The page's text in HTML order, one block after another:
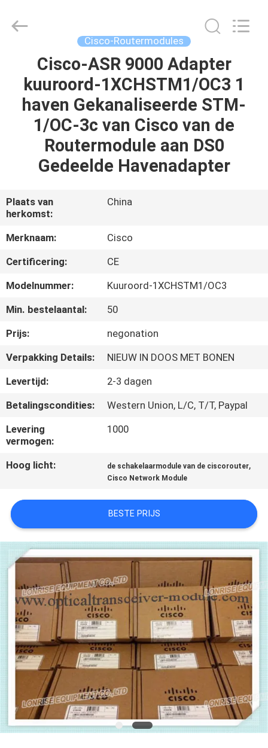
PRODUCTEN
VIDEO'S
OVER
ONS
FABRIEKSTOCHT
NEEM
CONTACT
MET
ONS
NIEUWS
GEVALLEN
SITEMAP
PRIVACYBELEID
Ltd..
Cisco-Routermodules
Cisco-ASR 9000 Adapter
kuuroord-1XCHSTM1/OC3 1
haven Gekanaliseerde STM-
1/OC-3c van Cisco van de
Routermodule aan DS0
Gedeelde Havenadapter
Plaats van
herkomst:
China
Merknaam:
Cisco
Certificering:
CE
Modelnummer:
Kuuroord-1XCHSTM1/OC3
Min. bestelaantal:
50
Prijs:
negonation
Verpakking Details:
NIEUW IN DOOS MET BONEN
Levertijd:
2-3 dagen
Betalingscondities:
Western Union, L/C, T/T, Paypal
Levering
vermogen:
1000
Hoog licht: de schakelaarmodule van de ciscorouter,
Cisco Network Module
BESTE PRIJS